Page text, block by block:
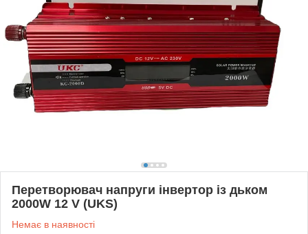
Перетворювач напруги інвертор із дьком
2000W 12 V (UKS)
Немає в наявності